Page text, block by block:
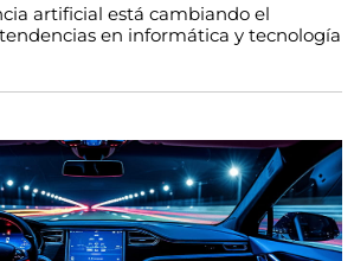
artificial está cambiando el
en informática y tecnología